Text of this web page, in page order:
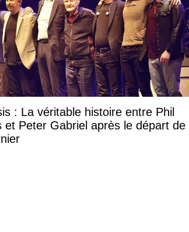
: La véritable histoire entre Phil
et Peter Gabriel après le départ de